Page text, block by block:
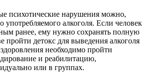
психотические нарушения можно,
употребляемого алкоголя. Если человек
ранее, ему нужно сохранять полную
пройти детокс для выведения алкоголя
необходимо пройти
и реабилитацию,
или в группах.